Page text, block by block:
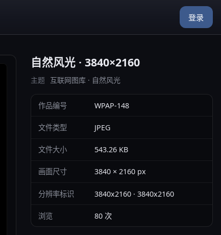
登录
自然风光 · 3840×2160
主题 互联网图库 · 自然风光
作品编号 WPAP-148
文件类型 JPEG
文件大小 543.26 KB
画面尺寸 3840 × 2160 px
分辨率标识 3840x2160 · 3840x2160
浏览 80 次